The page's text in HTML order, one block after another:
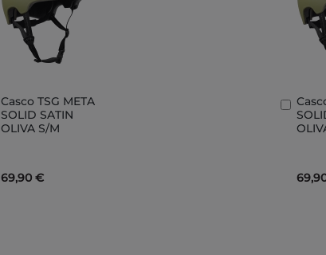
Casco TSG META
SOLID SATIN
OLIVA S/M
69,90 €
Añadir
al
carrito
al